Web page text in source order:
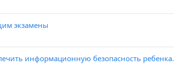
экзамены
информационную безопасность ребенка.